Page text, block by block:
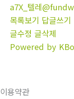
a7X_텔레
목록보기 답글쓰기
글수정 글삭제
Powered by
이용약관